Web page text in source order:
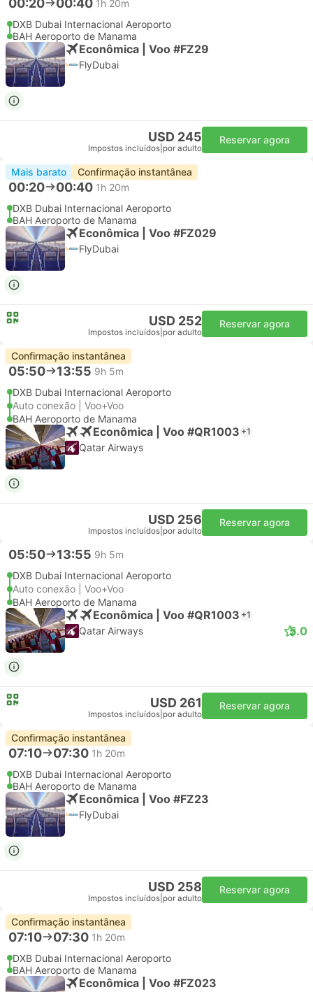
1h 20m
DXB Dubai Internacional Aeroporto
BAH Aeroporto de Manama
Econômica | Voo #FZ29
FlyDubai
USD 245
Impostos incluídos por adulto
Reservar agora
Mais barato Confirmação instantânea
00:20 00:40 1h 20m
DXB Dubai Internacional Aeroporto
BAH Aeroporto de Manama
Econômica | Voo #FZ029
FlyDubai
USD 252
Impostos incluídos por adulto
Reservar agora
Confirmação instantânea
05:50 13:55 9h 5m
DXB Dubai Internacional Aeroporto
Auto conexão | Voo+Voo
BAH Aeroporto de Manama
Econômica | Voo #QR1003 +1
Qatar Airways
USD 256
Impostos incluídos por adulto
Reservar agora
05:50 13:55 9h 5m
DXB Dubai Internacional Aeroporto
Auto conexão | Voo+Voo
BAH Aeroporto de Manama
Econômica | Voo #QR1003 +1
Qatar Airways 5.0
USD 261
Impostos incluídos por adulto
Reservar agora
Confirmação instantânea
07:10 07:30 1h 20m
DXB Dubai Internacional Aeroporto
BAH Aeroporto de Manama
Econômica | Voo #FZ23
FlyDubai
USD 258
Impostos incluídos por adulto
Reservar agora
Confirmação instantânea
07:10 07:30 1h 20m
DXB Dubai Internacional Aeroporto
BAH Aeroporto de Manama
Econômica | Voo #FZ023